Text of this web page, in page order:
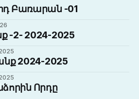
Բառարան -01
-2- 2024-2025
2024-2025
Որդը